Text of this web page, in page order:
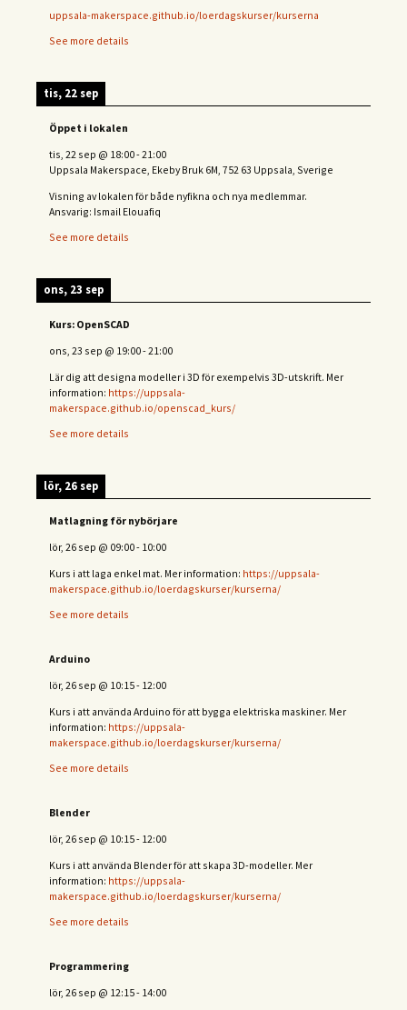
uppsala-makerspace.github.io/loerdagskurser/kurserna
See more details
tis, 22 sep
Öppet i lokalen
tis, 22 sep @ 18:00-21:00
Uppsala Makerspace, Ekeby Bruk 6M, 752 63 Uppsala, Sverige
Visning av lokalen för både nyfikna och nya medlemmar.
Ansvarig: Ismail Elouafiq
See more details
ons, 23 sep
Kurs: OpenSCAD
ons, 23 sep @ 19:00-21:00
Lär dig att designa modeller i 3D för exempelvis 3D-utskrift. Mer
information: https://uppsala-
makerspace.github.io/openscad_kurs/
See more details
lör, 26 sep
Matlagning för nybörjare
lör, 26 sep @ 09:00- 10:00
Kurs i att laga enkel mat. Mer information: https://uppsala-
makerspace.github.io/loerdagskurser/kurserna/
See more details
Arduino
lör, 26 sep @ 10:15- 12:00
Kurs i att använda Arduino för att bygga elektriska maskiner. Mer
information: https://uppsala-
makerspace.github.io/loerdagskurser/kurserna/
See more details
Blender
lör, 26 sep @ 10:15- 12:00
Kurs i att använda Blender för att skapa 3D-modeller. Mer
information: https://uppsala-
makerspace.github.io/loerdagskurser/kurserna/
See more details
Programmering
lör, 26 sep @ 12:15- 14:00